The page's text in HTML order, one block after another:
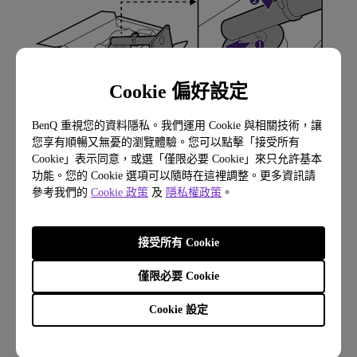
Cookie 偏好設定
BenQ 重視您的資料隱私。我們運用 Cookie 與相關技術，讓
您享有順暢又無憂的瀏覽體驗。您可以點擊「接受所有
Cookie」表示同意，或選「僅限必要 Cookie」來只允許基本
功能。您的 Cookie 選項可以隨時在這裡調整。更多資訊請
參考我們的 Cookie 政策 及 隱私權政策 。
Cookie 設定
僅限必要 Cookie
接受所有 Cookie